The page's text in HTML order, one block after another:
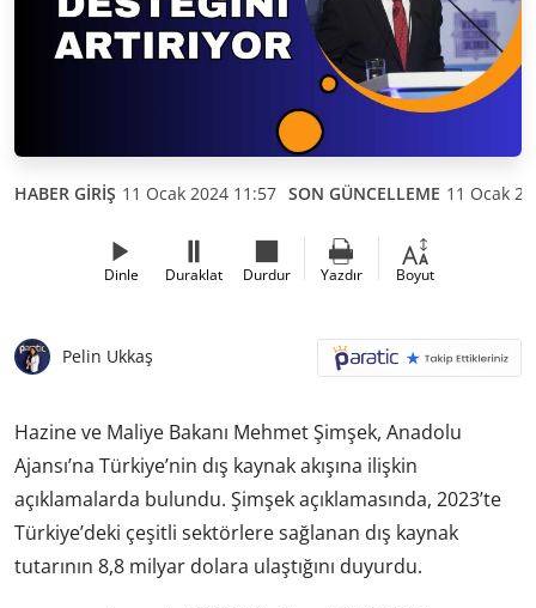
HABER GİRİŞ 11 Ocak 2024 11:57 SON GÜNCELLEME 11 Ocak
Dinle Duraklat Durdur Yazdır Boyut
Pelin Ukkaş
Hazine ve Maliye Bakanı Mehmet Şimşek, Anadolu
Ajansı’na Türkiye’nin dış kaynak akışına ilişkin
açıklamalarda bulundu. Şimşek açıklamasında, 2023’te
Türkiye’deki çeşitli sektörlere sağlanan dış kaynak
tutarının 8,8 milyar dolara ulaştığını duyurdu.